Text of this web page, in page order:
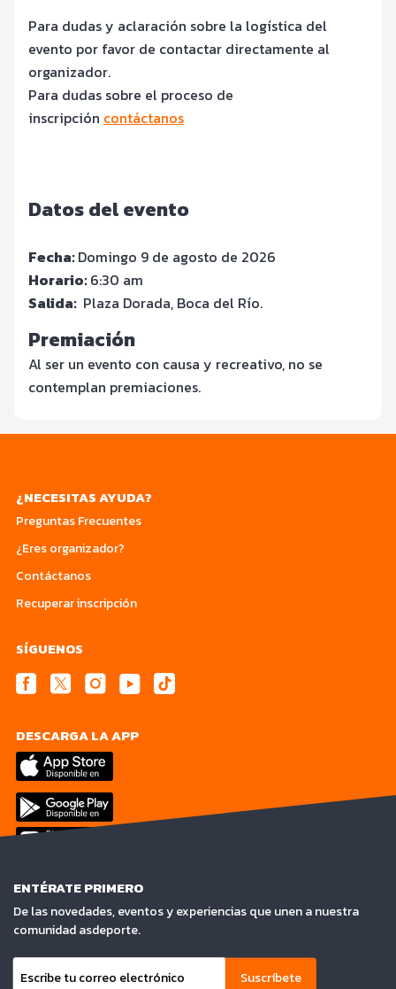
Para dudas y aclaración sobre la logística del
evento por favor de contactar directamente al
organizador.
Para dudas sobre el proceso de
inscripción contáctanos
Datos del evento
Fecha:Domingo 9 de agosto de 2026
Horario:6:30 am
Salida: Plaza Dorada, Boca del Río.
Premiación
Al ser un evento con causa y recreativo, no se
contemplan premiaciones.
¿NECESITAS AYUDA?
Preguntas Frecuentes
¿Eres organizador?
Contáctanos
Recuperar inscripción
SÍGUENOS
DESCARGA LA APP
ENTÉRATE PRIMERO
De las novedades, eventos y experiencias que unen a nuestra
comunidad asdeporte.
Suscríbete